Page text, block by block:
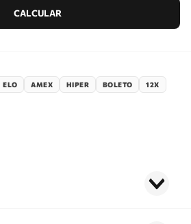
ELO AMEX HIPER BOLETO 12X